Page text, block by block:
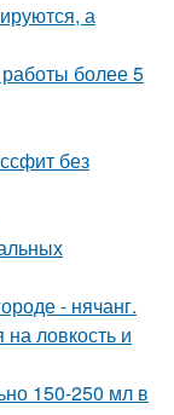
а
более 5
без
- нячанг.
ловкость и
150-250 мл в